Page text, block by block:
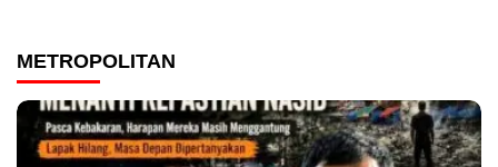
METROPOLITAN